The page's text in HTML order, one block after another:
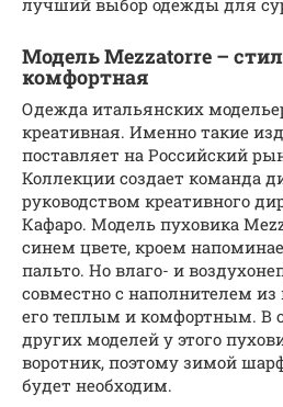
Модель Mezzatorre –
комфортная
Одежда итальянских
креативная. Именно такие
поставляет на Российский
Коллекции создает команда
руководством креативного
Кафаро. Модель пуховика
синем цвете, кроем
пальто. Но влаго- и
совместно с наполнителем из
его теплым и комфортным. В
других моделей у этого
воротник, поэтому зимой
будет необходим.